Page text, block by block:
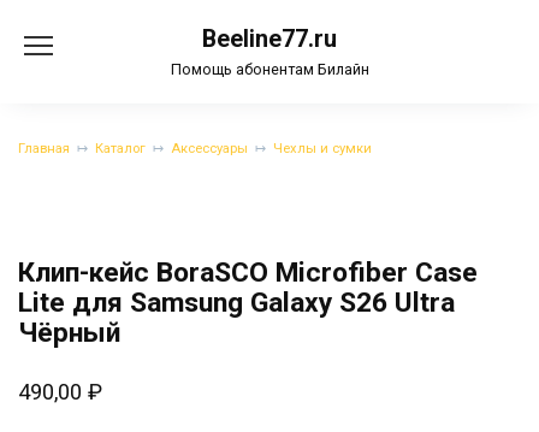
содержанию
Beeline77.ru
Помощь абонентам Билайн
Главная Каталог Аксессуары Чехлы и сумки
Клип-кейс BoraSCO Microfiber Case
Lite для Samsung Galaxy S26 Ultra
Чёрный
490,00 ₽